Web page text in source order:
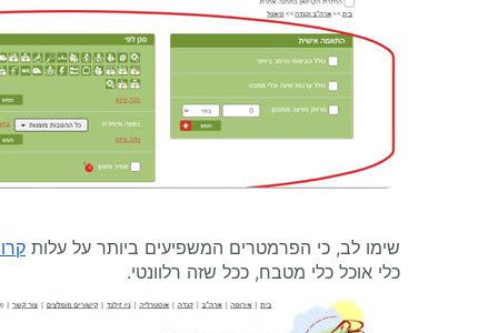
שימו לב, כי הפרמטרים המשפיעים ביותר על עלות
כלי אוכל כלי מטבח, ככל שזה רלוונטי.